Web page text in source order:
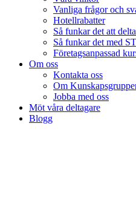
Vanliga frågor och
Hotellrabatter
Så funkar det att
Så funkar det med
Företagsanpassad
Om oss
Kontakta oss
Om
Jobba med oss
Möt våra deltagare
Blogg